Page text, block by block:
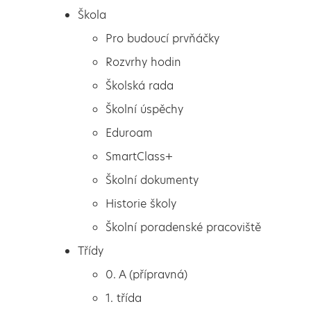
Pro budoucí prvňáčky
Rozvrhy hodin
Školská rada
Škola
Pro budoucí prvňáčky
Rozvrhy hodin
Školská rada
Školní úspěchy
Eduroam
SmartClass+
Školní dokumenty
Historie školy
Školní poradenské pracoviště
Třídy
0. A (přípravná)
1. třída
ŠVP – den třetí